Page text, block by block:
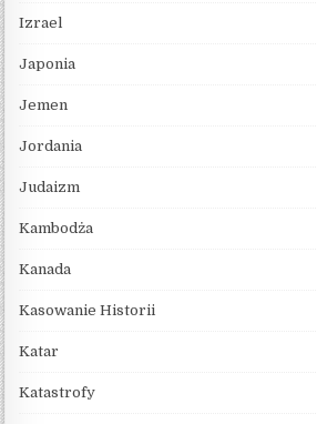
Izrael
Japonia
Jemen
Jordania
Judaizm
Kambodża
Kanada
Kasowanie Historii
Katar
Katastrofy